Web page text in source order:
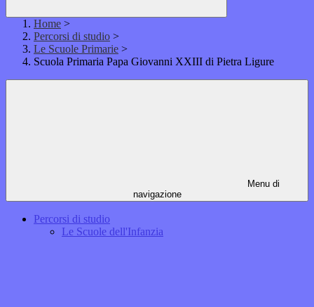
Home >
Percorsi di studio >
Le Scuole Primarie >
Scuola Primaria Papa Giovanni XXIII di Pietra Ligure
Menu di
navigazione
Percorsi di studio
Le Scuole dell'Infanzia